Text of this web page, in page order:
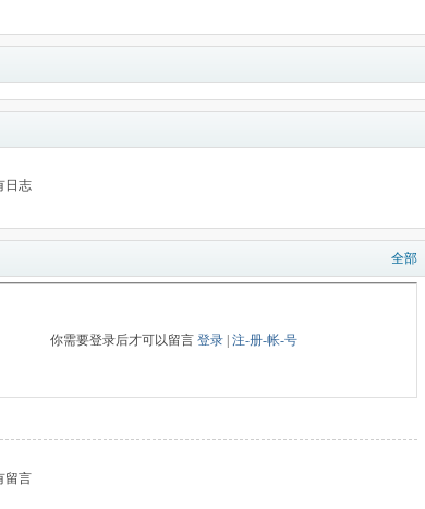
日志
全部
你需要登录后才可以留言 登录| 注-册-帐-号
留言